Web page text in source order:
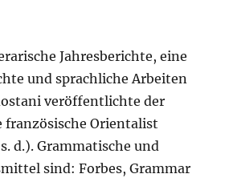
Jahresberichte, eine
und sprachliche Arbeiten
veröffentlichte der
französische Orientalist
d.). Grammatische und
sind: Forbes, Grammar